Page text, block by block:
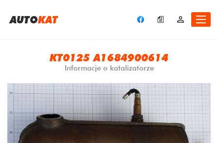
AUTOKAT
KT0125 A1684900614
Informacje o katalizatorze